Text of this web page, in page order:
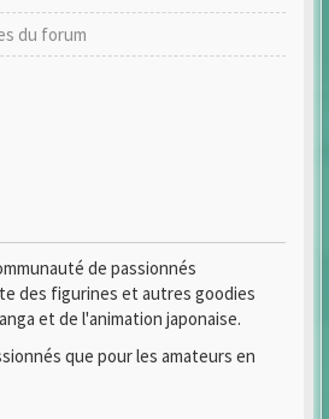
du forum
de passionnés
des figurines et autres goodies
et de l'animation japonaise.
que pour les amateurs en